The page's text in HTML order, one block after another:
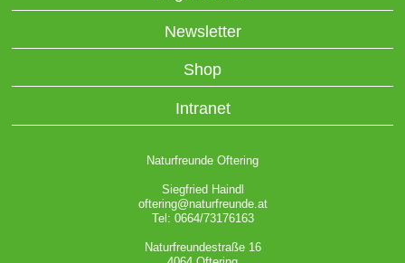
Newsletter
Shop
Intranet
Naturfreunde Oftering
Siegfried Haindl
oftering@naturfreunde.at
Tel: 0664/73176163
Naturfreundestraße 16